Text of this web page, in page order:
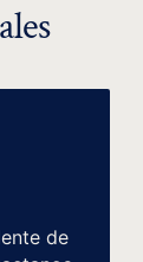
de